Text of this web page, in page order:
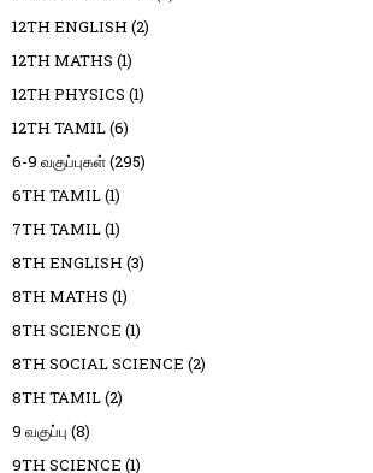
12TH ENGLISH (2)
12TH MATHS (1)
12TH PHYSICS (1)
12TH TAMIL(6)
6-9 வகுப்புகள்(295)
6TH TAMIL(1)
7TH TAMIL(1)
8TH ENGLISH (3)
8TH MATHS (1)
8TH SCIENCE (1)
8TH SOCIAL SCIENCE (2)
8TH TAMIL(2)
9 வகுப்பு (8)
9TH SCIENCE (1)